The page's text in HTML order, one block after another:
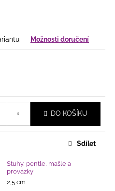
Možnosti doručení
DO KOŠÍKU
Stuhy, pentle, mašle a
provázky
2,5 cm
Sdílet